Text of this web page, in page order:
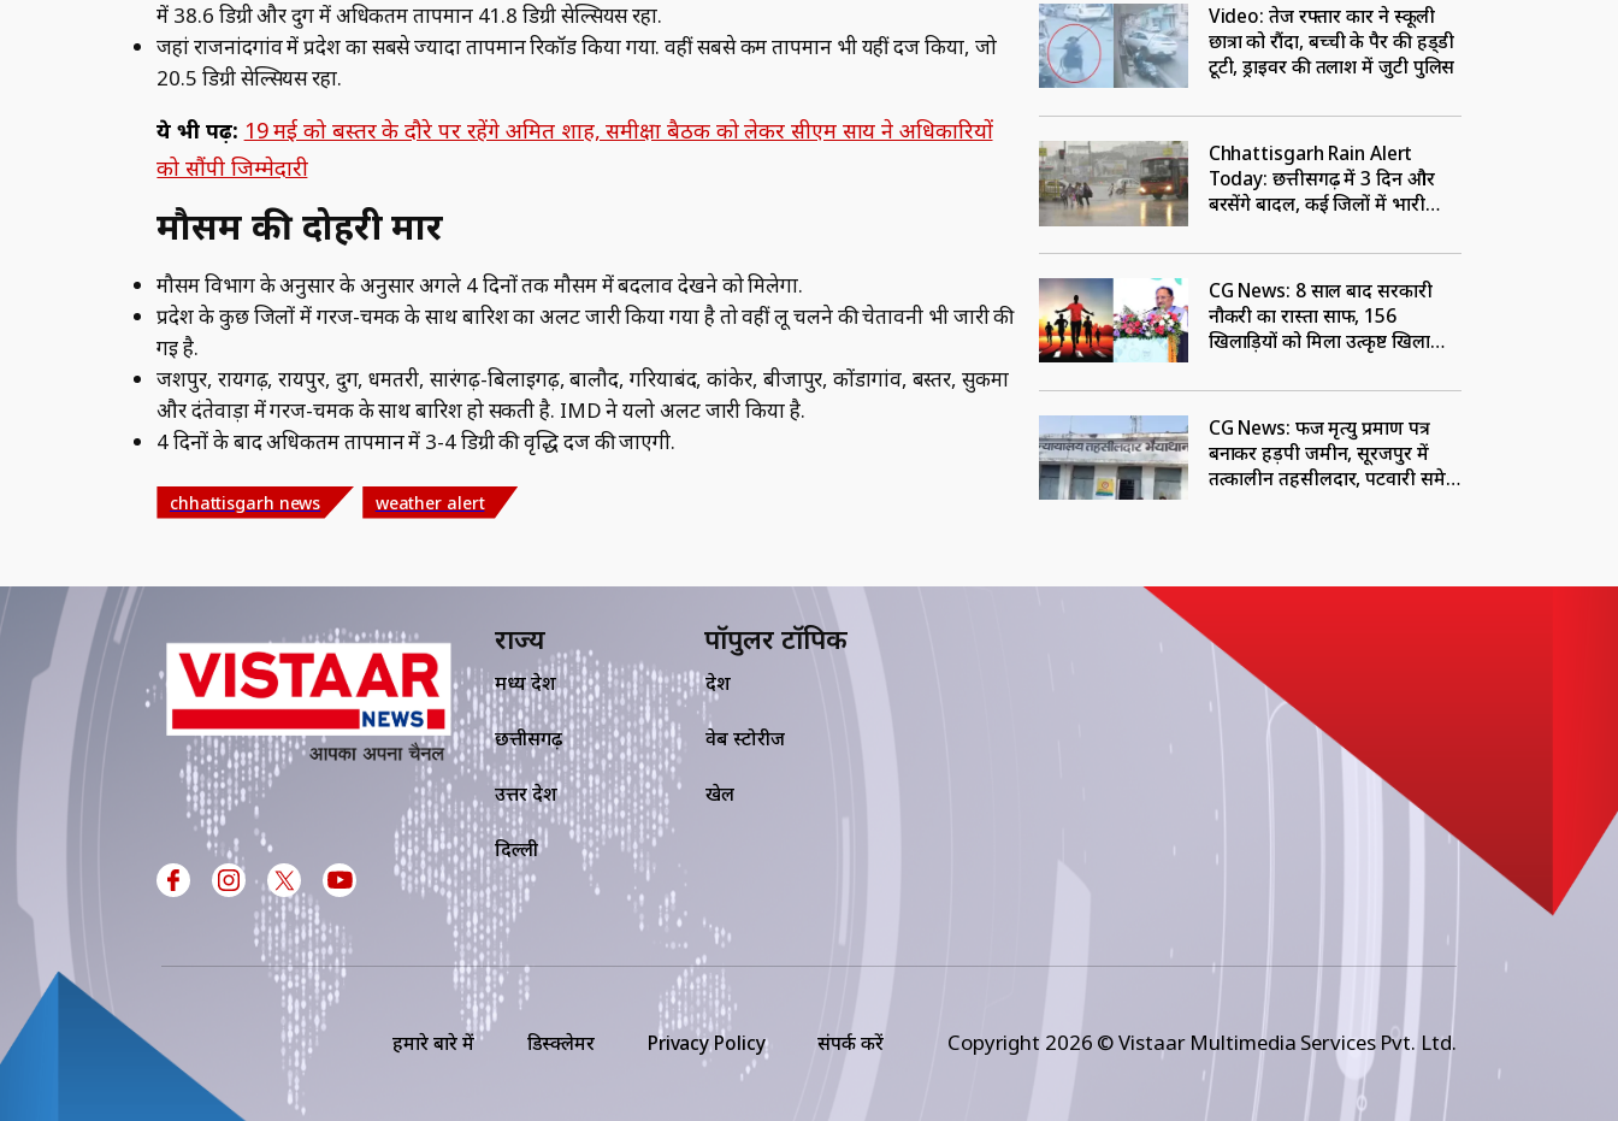
में 38.6 डिग्री और दुर्ग में अधिकतम तापमान 41.8 डिग्री सेल्सियस रहा.
जहां राजनांदगांव में प्रदेश का सबसे ज्यादा तापमान रिकॉर्ड किया गया. वहीं सबसे कम तापमान भी यहीं दर्ज किया, जो
20.5 डिग्री सेल्सियस रहा.
ये भी पढ़ें: 19 मई को बस्तर के दौरे पर रहेंगे अमित शाह, समीक्षा बैठक को लेकर सीएम साय ने अधिकारियों
को सौंपी जिम्मेदारी
मौसम की दोहरी मार
मौसम विभाग के अनुसार के अनुसार अगले 4 दिनों तक मौसम में बदलाव देखने को मिलेगा.
प्रदेश के कुछ जिलों में गरज-चमक के साथ बारिश का अलर्ट जारी किया गया है तो वहीं लू चलने की चेतावनी भी जारी की
गई है.
जशपुर, रायगढ़, रायपुर, दुर्ग, धमतरी, सारंगढ़-बिलाईगढ़, बालौद, गरियाबंद, कांकेर, बीजापुर, कोंडागांव, बस्तर, सुकमा
और दंतेवाड़ा में गरज-चमक के साथ बारिश हो सकती है. IMD ने यलो अलर्ट जारी किया है.
4 दिनों के बाद अधिकतम तापमान में 3-4 डिग्री की वृद्धि दर्ज की जाएगी.
chhattisgarh news weather alert
Video: तेज रफ्तार कार ने स्कूली
छात्रा को रौंदा, बच्ची के पैर की हड्‌डी
टूटी, ड्राइवर की तलाश में जुटी पुलिस
Chhattisgarh Rain Alert
Today: छत्तीसगढ़ में 3 दिन और
बरसेंगे बादल, कई जिलों में भारी
किया अलर्ट
CG News: 8 साल बाद सरकारी
नौकरी का रास्ता साफ, 156
खिलाड़ियों को मिला उत्कृष्ट खिलाड़ी
CG News: फर्जी मृत्यु प्रमाण पत्र
बनाकर हड़पी जमीन, सूरजपुर में
तत्कालीन तहसीलदार, पटवारी समेत
राज्य
मध्य प्रदेश
छत्तीसगढ़
उत्तर प्रदेश
दिल्ली
पॉपुलर टॉपिक
देश
वेब स्टोरीज
खेल
हमारे बारे में डिस्क्लेमर Privacy Policy संपर्क करें Copyright 2026 © Vistaar Multimedia Services Pvt. Ltd.